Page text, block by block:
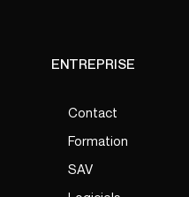
ENTREPRISE
Contact
Formation
SAV